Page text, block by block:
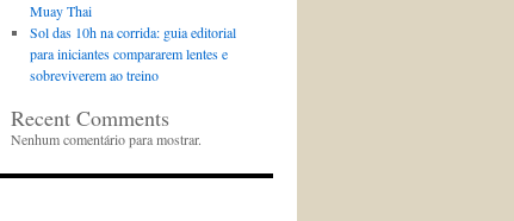
Muay Thai
Sol das 10h na corrida: guia editorial
para iniciantes compararem lentes e
sobreviverem ao treino
Recent Comments
Nenhum comentário para mostrar.